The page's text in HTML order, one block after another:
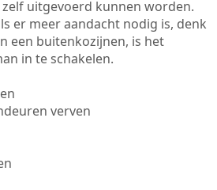
uitgevoerd kunnen worden.
er meer aandacht nodig is, denk
een buitenkozijnen, is het
in te schakelen.
verven